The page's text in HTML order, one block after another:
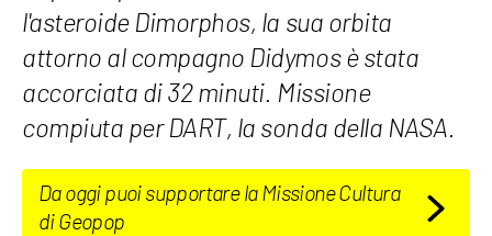
l'asteroide Dimorphos, la sua orbita
attorno al compagno Didymos è stata
accorciata di 32 minuti. Missione
compiuta per DART, la sonda della NASA.
Da oggi puoi supportare la Missione Cultura
di Geopop